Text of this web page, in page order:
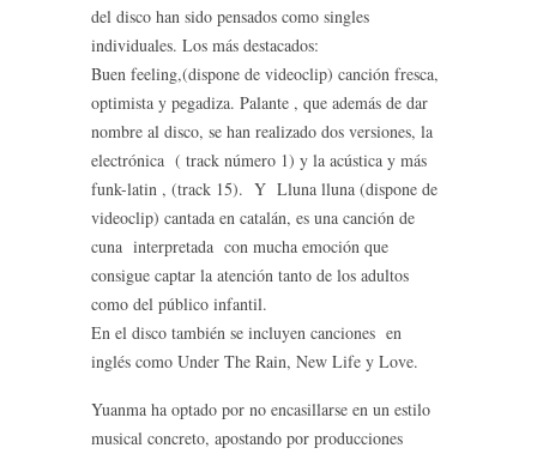
del disco han sido pensados como singles
individuales. Los más destacados:
Buen feeling,(dispone de videoclip) canción fresca,
optimista y pegadiza. Palante , que además de dar
nombre al disco, se han realizado dos versiones, la
electrónica ( track número 1) y la acústica y más
funk-latin , (track 15). Y Lluna lluna (dispone de
videoclip) cantada en catalán, es una canción de
cuna interpretada con mucha emoción que
consigue captar la atención tanto de los adultos
como del público infantil.
En el disco también se incluyen canciones en
inglés como Under The Rain, New Life y Love.
Yuanma ha optado por no encasillarse en un estilo
musical concreto, apostando por producciones